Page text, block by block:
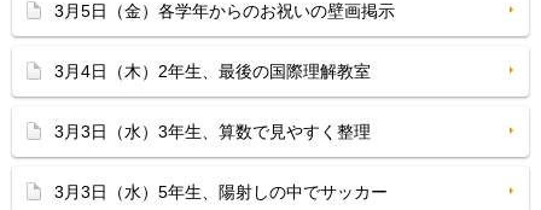
3月5日（金）各学年からのお祝いの壁画掲示
3月4日（木）2年生、最後の国際理解教室
3月3日（水）3年生、算数で見やすく整理
3月3日（水）5年生、陽射しの中でサッカー